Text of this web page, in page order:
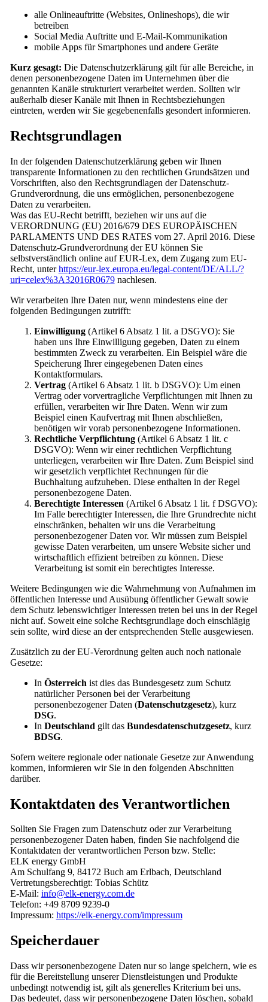
alle Onlineauftritte (Websites, Onlineshops), die wir
betreiben
Social Media Auftritte und E-Mail-Kommunikation
mobile Apps für Smartphones und andere Geräte
Kurz gesagt: Die Datenschutzerklärung gilt für alle Bereiche, in
denen personenbezogene Daten im Unternehmen über die
genannten Kanäle strukturiert verarbeitet werden. Sollten wir
außerhalb dieser Kanäle mit Ihnen in Rechtsbeziehungen
eintreten, werden wir Sie gegebenenfalls gesondert informieren.
Rechtsgrundlagen
In der folgenden Datenschutzerklärung geben wir Ihnen
transparente Informationen zu den rechtlichen Grundsätzen und
Vorschriften, also den Rechtsgrundlagen der Datenschutz-
Grundverordnung, die uns ermöglichen, personenbezogene
Daten zu verarbeiten.
Was das EU-Recht betrifft, beziehen wir uns auf die
VERORDNUNG (EU) 2016/679 DES EUROPÄISCHEN
PARLAMENTS UND DES RATES vom 27. April 2016. Diese
Datenschutz-Grundverordnung der EU können Sie
selbstverständlich online auf EUR-Lex, dem Zugang zum EU-
Recht, unterhttps://eur-lex.europa.eu/legal-content/DE/ALL/?
uri=celex%3A32016R0679nachlesen.
Wir verarbeiten Ihre Daten nur, wenn mindestens eine der
folgenden Bedingungen zutrifft:
Einwilligung(Artikel 6 Absatz 1 lit. a DSGVO): Sie
haben uns Ihre Einwilligung gegeben, Daten zu einem
bestimmten Zweck zu verarbeiten. Ein Beispiel wäre die
Speicherung Ihrer eingegebenen Daten eines
Kontaktformulars.
Vertrag(Artikel 6 Absatz 1 lit. b DSGVO): Um einen
Vertrag oder vorvertragliche Verpflichtungen mit Ihnen zu
erfüllen, verarbeiten wir Ihre Daten. Wenn wir zum
Beispiel einen Kaufvertrag mit Ihnen abschließen,
benötigen wir vorab personenbezogene Informationen.
Rechtliche Verpflichtung(Artikel 6 Absatz 1 lit. c
DSGVO): Wenn wir einer rechtlichen Verpflichtung
unterliegen, verarbeiten wir Ihre Daten. Zum Beispiel sind
wir gesetzlich verpflichtet Rechnungen für die
Buchhaltung aufzuheben. Diese enthalten in der Regel
personenbezogene Daten.
Berechtigte Interessen (Artikel 6 Absatz 1 lit. f DSGVO):
Im Falle berechtigter Interessen, die Ihre Grundrechte nicht
einschränken, behalten wir uns die Verarbeitung
personenbezogener Daten vor. Wir müssen zum Beispiel
gewisse Daten verarbeiten, um unsere Website sicher und
wirtschaftlich effizient betreiben zu können. Diese
Verarbeitung ist somit ein berechtigtes Interesse.
Weitere Bedingungen wie die Wahrnehmung von Aufnahmen im
öffentlichen Interesse und Ausübung öffentlicher Gewalt sowie
dem Schutz lebenswichtiger Interessen treten bei uns in der Regel
nicht auf. Soweit eine solche Rechtsgrundlage doch einschlägig
sein sollte, wird diese an der entsprechenden Stelle ausgewiesen.
Zusätzlich zu der EU-Verordnung gelten auch noch nationale
Gesetze:
In Österreich ist dies das Bundesgesetz zum Schutz
natürlicher Personen bei der Verarbeitung
personenbezogener Daten (Datenschutzgesetz), kurz
DSG.
In Deutschland gilt das Bundesdatenschutzgesetz, kurz
BDSG.
Sofern weitere regionale oder nationale Gesetze zur Anwendung
kommen, informieren wir Sie in den folgenden Abschnitten
darüber.
Kontaktdaten des Verantwortlichen
Sollten Sie Fragen zum Datenschutz oder zur Verarbeitung
personenbezogener Daten haben, finden Sie nachfolgend die
Kontaktdaten der verantwortlichen Person bzw. Stelle:
ELK energy GmbH
Am Schulfang 9, 84172 Buch am Erlbach, Deutschland
Vertretungsberechtigt: Tobias Schütz
E-Mail: info@elk-energy.com.de
Telefon: +49 8709 9239-0
Impressum: https://elk-energy.com/impressum
Speicherdauer
Dass wir personenbezogene Daten nur so lange speichern, wie es
für die Bereitstellung unserer Dienstleistungen und Produkte
unbedingt notwendig ist, gilt als generelles Kriterium bei uns.
Das bedeutet, dass wir personenbezogene Daten löschen, sobald